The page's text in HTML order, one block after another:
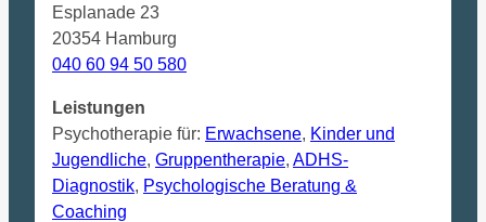
Esplanade 23
20354 Hamburg
040 60 94 50 580
Leistungen
Psychotherapie für: Erwachsene, Kinder und
Jugendliche, Gruppentherapie, ADHS-
Diagnostik, Psychologische Beratung &
Coaching